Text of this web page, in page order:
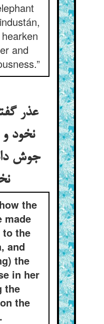
and
عذر
نخود
جوش
the
made
to the
and
the
in her
the
the